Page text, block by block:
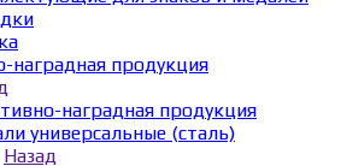
наградная продукция
наградная продукция
универсальные (сталь)
Назад